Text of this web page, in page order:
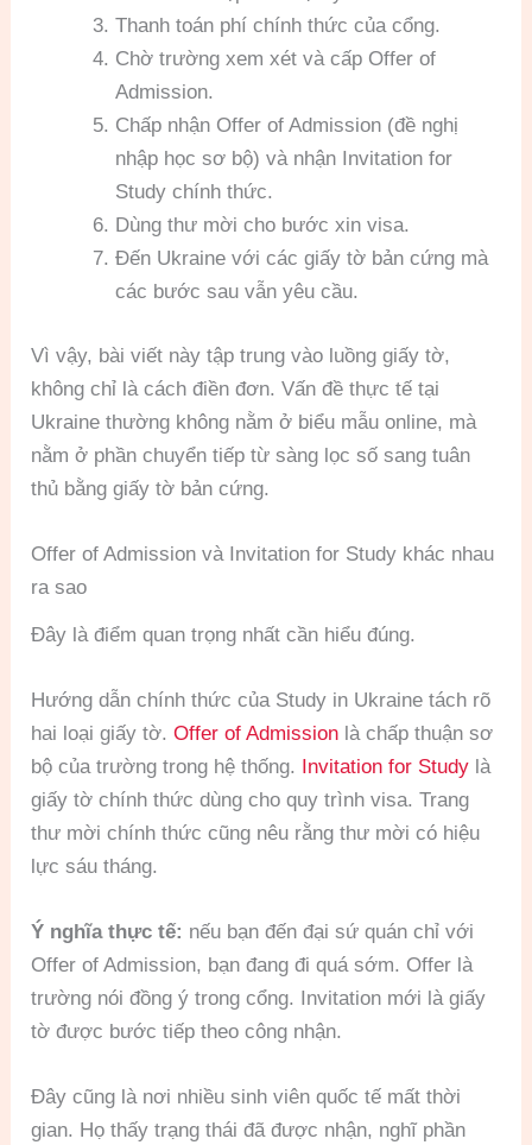
Thanh toán phí chính thức của cổng.
Chờ trường xem xét và cấp Offer of
Admission.
Chấp nhận Offer of Admission (đề nghị
nhập học sơ bộ) và nhận Invitation for
Study chính thức.
Dùng thư mời cho bước xin visa.
Đến Ukraine với các giấy tờ bản cứng mà
các bước sau vẫn yêu cầu.
Vì vậy, bài viết này tập trung vào luồng giấy tờ,
không chỉ là cách điền đơn. Vấn đề thực tế tại
Ukraine thường không nằm ở biểu mẫu online, mà
nằm ở phần chuyển tiếp từ sàng lọc số sang tuân
thủ bằng giấy tờ bản cứng.
Offer of Admission và Invitation for Study khác nhau
ra sao
Đây là điểm quan trọng nhất cần hiểu đúng.
Hướng dẫn chính thức của Study in Ukraine tách rõ
hai loại giấy tờ.Offer of Admission là chấp thuận sơ
bộ của trường trong hệ thống. Invitation for Study là
giấy tờ chính thức dùng cho quy trình visa. Trang
thư mời chính thức cũng nêu rằng thư mời có hiệu
lực sáu tháng.
Ý nghĩa thực tế: nếu bạn đến đại sứ quán chỉ với
Offer of Admission, bạn đang đi quá sớm. Offer là
trường nói đồng ý trong cổng. Invitation mới là giấy
tờ được bước tiếp theo công nhận.
Đây cũng là nơi nhiều sinh viên quốc tế mất thời
gian. Họ thấy trạng thái đã được nhận, nghĩ phần